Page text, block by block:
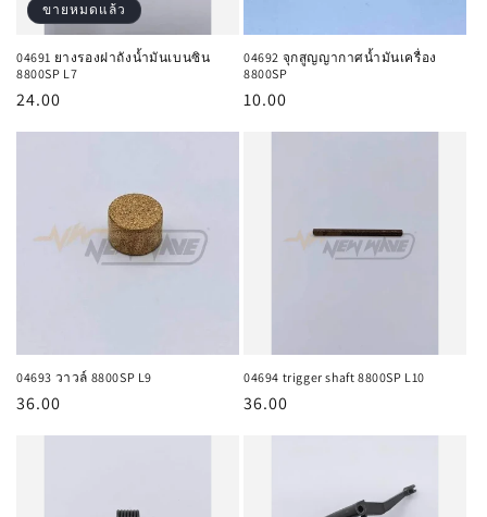
ขายหมดแล้ว
04691 ยางรองฝาถังน้ำมันเบนซิน
8800SP L7
ราคา
ปกติ
24.00
04692 จุกสูญญากาศน้ำมันเครื่อง
8800SP
ราคา
ปกติ
10.00
04693 วาวล์ 8800SP L9
ราคา
ปกติ
36.00
04694 trigger shaft 8800SP L10
ราคา
ปกติ
36.00